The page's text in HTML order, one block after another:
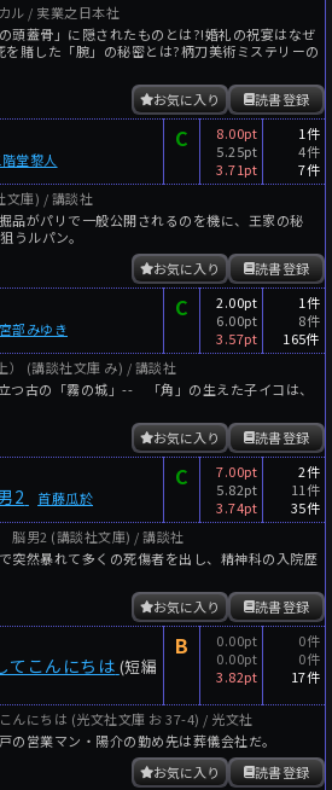
ル / 実業之日本社
頭蓋骨」に隠されたものとは?!婚礼の祝宴はなぜ
を賭した「腕」の秘密とは?柄刀美術ミステリーの
読書登録
お気に入り
階堂黎人
C
8.00pt
5.25pt
3.71pt
1件
4件
7件
文庫) / 講談社
品がパリで一般公開されるのを機に、王家の秘
うルパン。
読書登録
お気に入り
宮部みゆき
C
2.00pt
6.00pt
3.57pt
1件
8件
165件
） (講談社文庫 み) / 講談社
つ古の「霧の城」-- 「角」の生えた子イコは、
読書登録
お気に入り
2 首藤瓜於
C
7.00pt
5.82pt
3.74pt
2件
11件
35件
脳男2 (講談社文庫) / 講談社
突然暴れて多くの死傷者を出し、精神科の入院歴
読書登録
お気に入り
てこんにちは (短編
B
0.00pt
0.00pt
3.82pt
0件
0件
17件
んにちは (光文社文庫 お 37-4) / 光文社
の営業マン・陽介の勤め先は葬儀会社だ。
読書登録
お気に入り